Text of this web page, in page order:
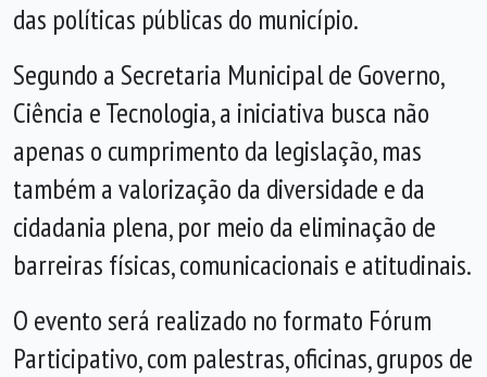
das políticas públicas do município.
Segundo a Secretaria Municipal de Governo,
Ciência e Tecnologia, a iniciativa busca não
apenas o cumprimento da legislação, mas
também a valorização da diversidade e da
cidadania plena, por meio da eliminação de
barreiras físicas, comunicacionais e atitudinais.
O evento será realizado no formato Fórum
Participativo, com palestras, oficinas, grupos de